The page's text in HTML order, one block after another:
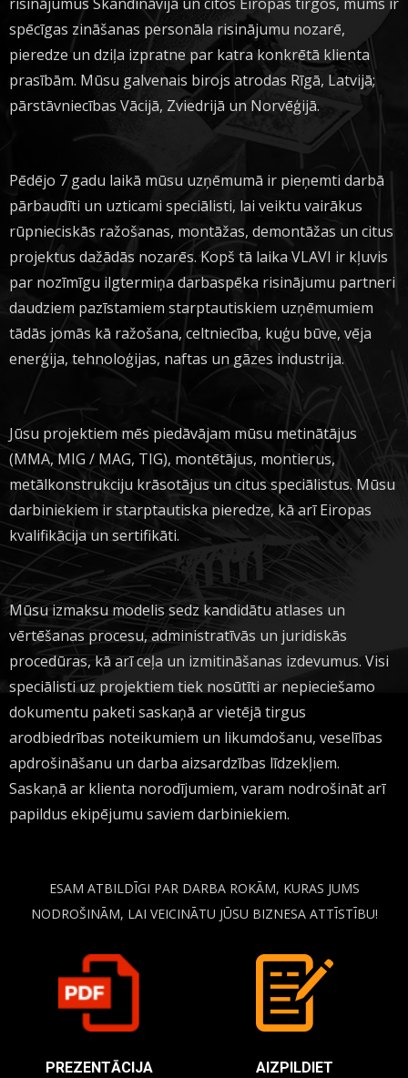
spēcīgas zināšanas personāla risinājumu nozarē,
pieredze un dziļa izpratne par katra konkrētā klienta
prasībām. Mūsu galvenais birojs atrodas Rīgā, Latvijā;
pārstāvniecības Vācijā, Zviedrijā un Norvēģijā.
Pēdējo 7 gadu laikā mūsu uzņēmumā ir pieņemti darbā
pārbaudīti un uzticami speciālisti, lai veiktu vairākus
rūpnieciskās ražošanas, montāžas, demontāžas un citus
projektus dažādās nozarēs. Kopš tā laika VLAVI ir kļuvis
par nozīmīgu ilgtermiņa darbaspēka risinājumu partneri
daudziem pazīstamiem starptautiskiem uzņēmumiem
tādās jomās kā ražošana, celtniecība, kuģu būve, vēja
enerģija, tehnoloģijas, naftas un gāzes industrija.
Jūsu projektiem mēs piedāvājam mūsu metinātājus
(MMA, MIG / MAG, TIG), montētājus, montierus,
metālkonstrukciju krāsotājus un citus speciālistus. Mūsu
darbiniekiem ir starptautiska pieredze, kā arī Eiropas
kvalifikācija un sertifikāti.
Mūsu izmaksu modelis sedz kandidātu atlases un
vērtēšanas procesu, administratīvās un juridiskās
procedūras, kā arī ceļa un izmitināšanas izdevumus. Visi
speciālisti uz projektiem tiek nosūtīti ar nepieciešamo
dokumentu paketi saskaņā ar vietējā tirgus
arodbiedrības noteikumiem un likumdošanu, veselības
apdrošināšanu un darba aizsardzības līdzekļiem.
Saskaņā ar klienta norodījumiem, varam nodrošināt arī
papildus ekipējumu saviem darbiniekiem.
ESAM ATBILDĪGI PAR DARBA ROKĀM, KURAS JUMS
NODROŠINĀM, LAI VEICINĀTU JŪSU BIZNESA ATTĪSTĪBU!
PREZENTĀCIJA
AIZPILDIET